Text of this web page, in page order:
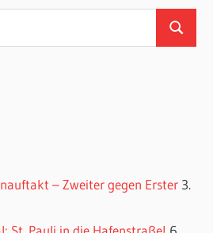
Suchen
– Zweiter gegen Erster 3.